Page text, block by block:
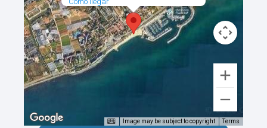
Image may be subject to copyright Terms